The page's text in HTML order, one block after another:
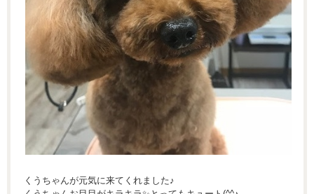
くうちゃんが元気に来てくれました♪